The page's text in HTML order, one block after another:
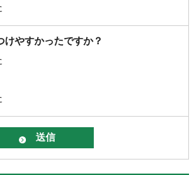
けやすかったですか？